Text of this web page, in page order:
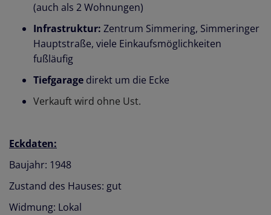
(auch als 2 Wohnungen)
Infrastruktur: Zentrum Simmering, Simmeringer
Hauptstraße, viele Einkaufsmöglichkeiten
fußläufig
Tiefgarage direkt um die Ecke
Verkauft wird ohne Ust.
Eckdaten:
Baujahr: 1948
Zustand des Hauses: gut
Widmung: Lokal